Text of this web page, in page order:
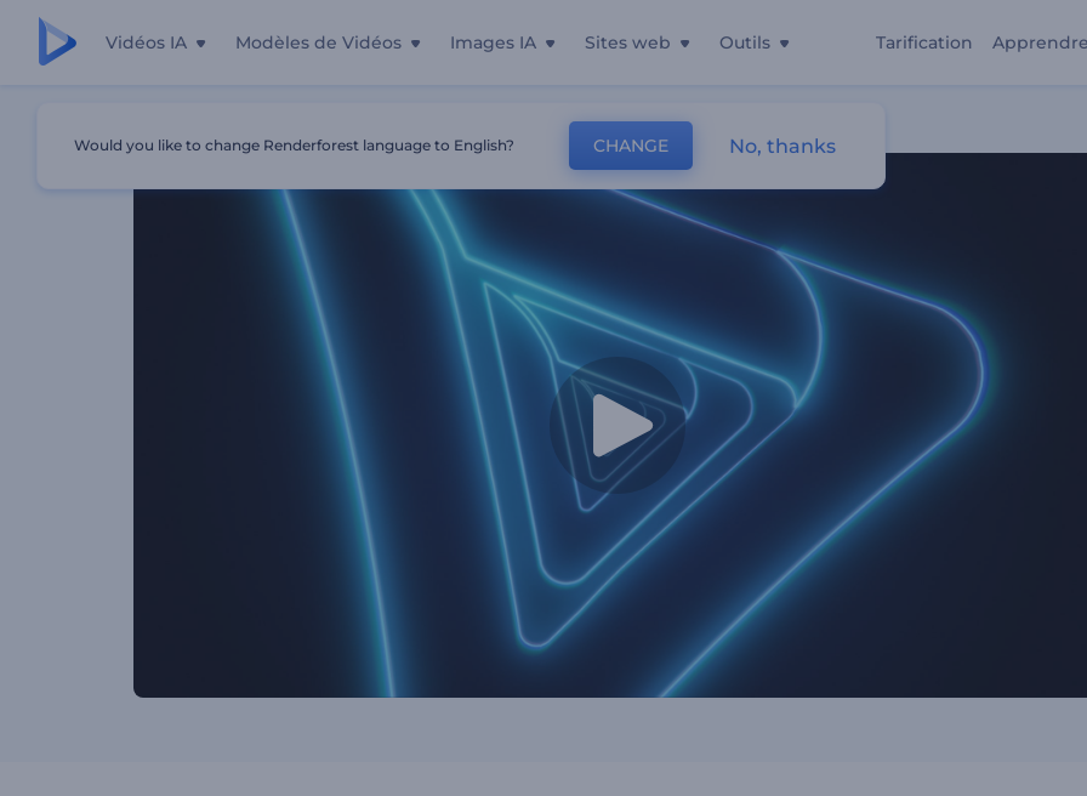
Vidéos IA Modèles de Vidéos Images IA Sites web Outils Tarification Apprendre
Would you like to change Renderforest language to English? CHANGE No, thanks